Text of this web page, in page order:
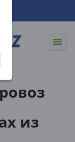
из